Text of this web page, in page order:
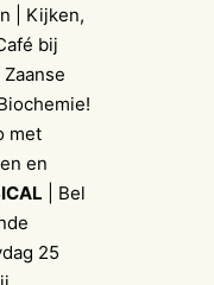
| Kijken,
bij
met
en
| Bel
25